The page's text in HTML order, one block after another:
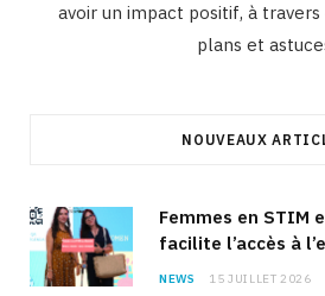
avoir un impact positif, à travers
plans et
NOUVEAUX
Femmes en STIM
facilite l’accès à
NEWS 15 JUILLET 2026